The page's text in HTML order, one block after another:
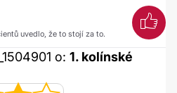
uvedlo, že to stojí za to.
o: 1. kolínské